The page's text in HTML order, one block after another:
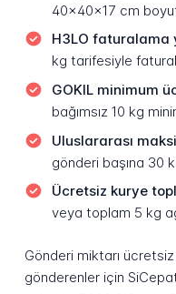
40x40x17 cm
H3LO faturalama
kg tarifesiyle
GOKIL minimum
bağımsız 10 kg
Uluslararası
gönderi başına 30
Ücretsiz kurye
veya toplam 5 kg
Gönderi miktarı
gönderenler için